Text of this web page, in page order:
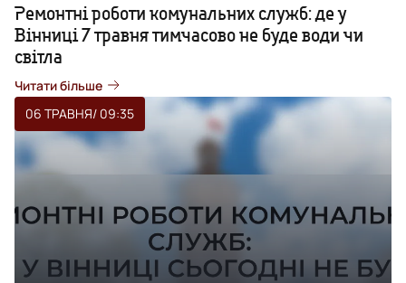
Ремонтні роботи комунальних служб: де у
Вінниці 7 травня тимчасово не буде води чи
світла
Читати більше
06 ТРАВНЯ/ 09:35